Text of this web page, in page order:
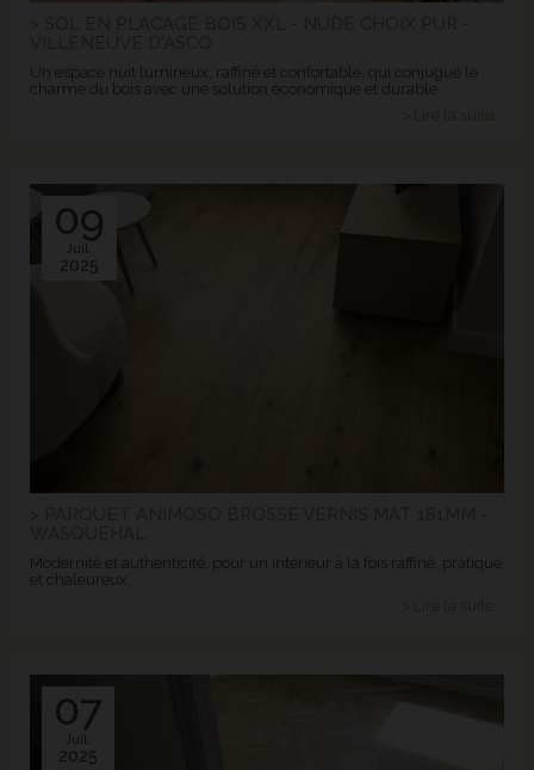
Un espace nuit lumineux, raffiné et confortable, qui conjugue le
charme du bois avec une solution économique et durable.
> Lire la suite...
09
Juil.
2025
Modernité et authenticité, pour un intérieur à la fois raffiné, pratique
et chaleureux.
> Lire la suite...
07
Juil.
2025